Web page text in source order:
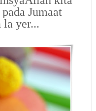
Jumaat
la yer...